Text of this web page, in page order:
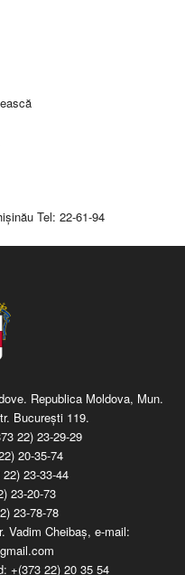
Tel: 22-61-94
Republica Moldova, Mun.
Bucureşti 119.
22) 23-29-29
20-35-74
22) 23-33-44
23-20-73
23-78-78
Vadim Cheibaş, e-mail:
+(373 22) 20 35 54